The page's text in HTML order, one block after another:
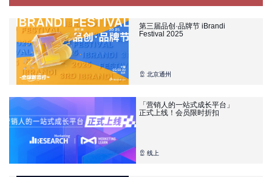
第三届品创·品牌节 iBrandi
Festival 2025
北京通州
「营销人的一站式成长平台」
正式上线！会员限时折扣
线上